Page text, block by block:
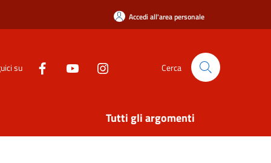
Accedi all'area personale
su Cerca
Tutti gli argomenti